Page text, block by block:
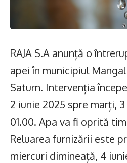
RAJA S.A anunță o
apei în municipiul
Saturn. Intervenția
2 iunie 2025 spre marți,
01.00. Apa va fi oprită
Reluarea furnizării este
miercuri dimineață, 4